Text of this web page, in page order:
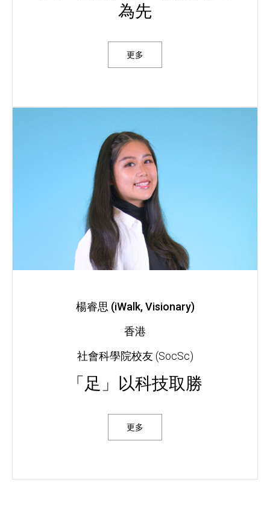
為先
更多
楊睿思 (iWalk, Visionary)
香港
社會科學院校友 (SocSc)
「足」以科技取勝
更多